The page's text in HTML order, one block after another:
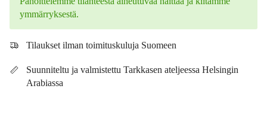
ymmärryksestä.
Tilaukset ilman toimituskuluja Suomeen
Suunniteltu ja valmistettu Tarkkasen ateljeessa Helsingin
Arabiassa